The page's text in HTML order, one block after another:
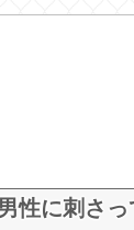
性に刺さ